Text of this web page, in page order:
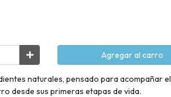
Agregar al carro
naturales, pensado para acompañar el
desde sus primeras etapas de vida.